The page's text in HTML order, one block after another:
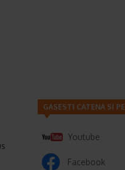
GASESTI CATENA SI PE
Youtube
Facebook